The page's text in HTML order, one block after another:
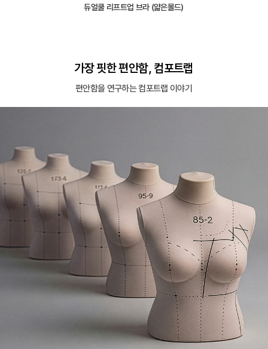
듀얼쿨 리프트업 브라 (얇은몰드)
가장 핏한 편안함, 컴포트랩
편안함을 연구하는 컴포트랩 이야기